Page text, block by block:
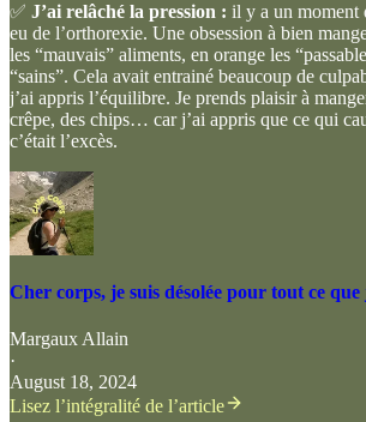
✅ J’ai relâché la pression : il y a un moment
eu de l’orthorexie. Une obsession à bien
les “mauvais” aliments, en orange les
“sains”. Cela avait entrainé beaucoup de
j’ai appris l’équilibre. Je prends plaisir à
crêpe, des chips… car j’ai appris que ce qui
c’était l’excès.
Cher corps, je suis désolée pour tout ce
Margaux Allain
·
August 18, 2024
Lisez l’intégralité de l’article